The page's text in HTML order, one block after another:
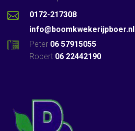
0172-217308
info@boomkwekerijpboer.nl
Peter 06 57915055
Robert 06 22442190